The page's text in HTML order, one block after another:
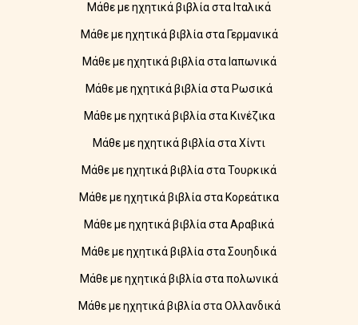
Μάθε με ηχητικά βιβλία στα Ιταλικά
Μάθε με ηχητικά βιβλία στα Γερμανικά
Μάθε με ηχητικά βιβλία στα Ιαπωνικά
Μάθε με ηχητικά βιβλία στα Ρωσικά
Μάθε με ηχητικά βιβλία στα Κινέζικα
Μάθε με ηχητικά βιβλία στα Χίντι
Μάθε με ηχητικά βιβλία στα Τουρκικά
Μάθε με ηχητικά βιβλία στα Κορεάτικα
Μάθε με ηχητικά βιβλία στα Αραβικά
Μάθε με ηχητικά βιβλία στα Σουηδικά
Μάθε με ηχητικά βιβλία στα πολωνικά
Μάθε με ηχητικά βιβλία στα Ολλανδικά